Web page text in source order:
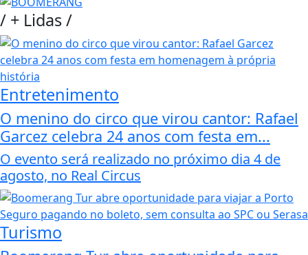
/ + Lidas/
Entretenimento
O menino do circo que virou cantor: Rafael
Garcez celebra 24 anos com festa em...
O evento será realizado no próximo dia 4 de
agosto, no Real Circus
Turismo